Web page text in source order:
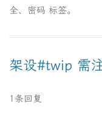
全、 密码 标签。
架设#twip 需
1条回复